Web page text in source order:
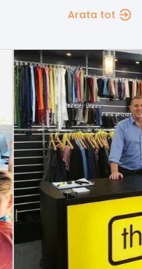
Arata tot